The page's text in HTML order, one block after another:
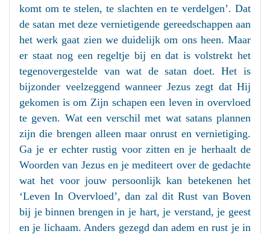
komt om te stelen, te slachten en te verdelgen’. Dat
de satan met deze vernietigende gereedschappen aan
het werk gaat zien we duidelijk om ons heen. Maar
er staat nog een regeltje bij en dat is volstrekt het
tegenovergestelde van wat de satan doet. Het is
bijzonder veelzeggend wanneer Jezus zegt dat Hij
gekomen is om Zijn schapen een leven in overvloed
te geven. Wat een verschil met wat satans plannen
zijn die brengen alleen maar onrust en vernietiging.
Ga je er echter rustig voor zitten en je herhaalt de
Woorden van Jezus en je mediteert over de gedachte
wat het voor jouw persoonlijk kan betekenen het
‘Leven In Overvloed’, dan zal dit Rust van Boven
bij je binnen brengen in je hart, je verstand, je geest
en je lichaam. Anders gezegd dan adem en rust je in